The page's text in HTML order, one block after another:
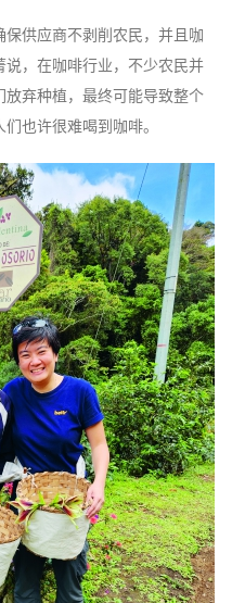
供应商不剥削农民，并且咖
，在咖啡行业，不少农民并
弃种植，最终可能导致整个
也许很难喝到咖啡。